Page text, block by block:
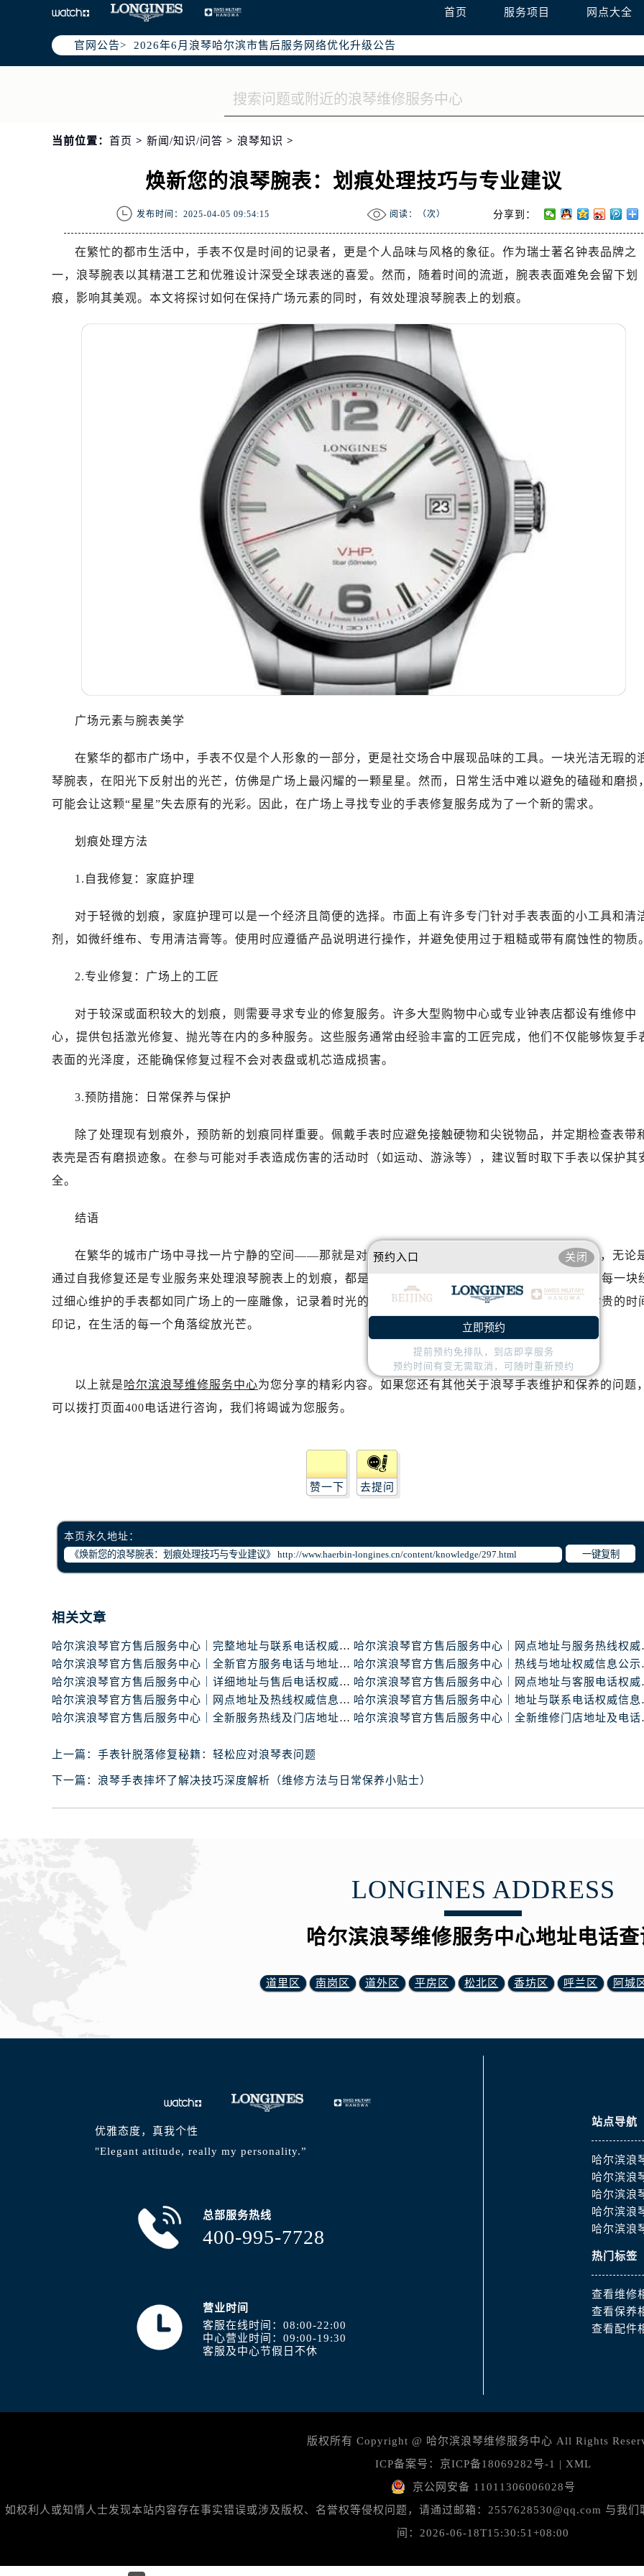
首页 服务项目 网点大全
官网公告>
2026年6月哈尔滨市浪琴官方售后客户服务热线：400-995-7728
哈尔滨市道里区友谊西路600号富力中心T2座写字楼29层03室（需提前预约）
当前位置： 首页 > 新闻/知识/问答 > 浪琴知识 >
焕新您的浪琴腕表：划痕处理技巧与专业建议
发布时间：2025-04-05 09:54:15 阅读：（次） 分享到：
在繁忙的都市生活中，手表不仅是时间的记录者，更是个人品味与风格的象征。作为瑞士著名钟表品牌之
一，浪琴腕表以其精湛工艺和优雅设计深受全球表迷的喜爱。然而，随着时间的流逝，腕表表面难免会留下划
痕，影响其美观。本文将探讨如何在保持广场元素的同时，有效处理浪琴腕表上的划痕。
广场元素与腕表美学
在繁华的都市广场中，手表不仅是个人形象的一部分，更是社交场合中展现品味的工具。一块光洁无瑕的
琴腕表，在阳光下反射出的光芒，仿佛是广场上最闪耀的一颗星星。然而，日常生活中难以避免的磕碰和磨损
可能会让这颗“星星”失去原有的光彩。因此，在广场上寻找专业的手表修复服务成为了一个新的需求。
划痕处理方法
1.自我修复：家庭护理
对于轻微的划痕，家庭护理可以是一个经济且简便的选择。市面上有许多专门针对手表表面的小工具和清
剂，如微纤维布、专用清洁膏等。使用时应遵循产品说明进行操作，并避免使用过于粗糙或带有腐蚀性的物质
2.专业修复：广场上的工匠
对于较深或面积较大的划痕，则需要寻求专业的修复服务。许多大型购物中心或专业钟表店都设有维修中
心，提供包括激光修复、抛光等在内的多种服务。这些服务通常由经验丰富的工匠完成，他们不仅能够恢复手
表面的光泽度，还能确保修复过程不会对表盘或机芯造成损害。
3.预防措施：日常保养与保护
除了处理现有划痕外，预防新的划痕同样重要。佩戴手表时应避免接触硬物和尖锐物品，并定期检查表带
表壳是否有磨损迹象。在参与可能对手表造成伤害的活动时（如运动、游泳等），建议暂时取下手表以保护其
全。
结语
在繁华的城市广场中寻找一片宁静的空间——那就是对美好生活的追求与呵护。对于爱表之人而言，无论
通过自我修复还是专业服务来处理浪琴腕表上的划痕，都是为了保持这份精致与优雅不被时间所侵蚀。每一块
过细心维护的手表都如同广场上的一座雕像，记录着时光的故事与个人的记忆。让我们一起守护这份珍贵的时
印记，在生活的每一个角落绽放光芒。
以上就是哈尔滨浪琴维修服务中心为您分享的精彩内容。如果您还有其他关于浪琴手表维护和保养的问题
可以拨打页面400电话进行咨询，我们将竭诚为您服务。
赞一下 去提问
本页永久地址：
一键复制
相关文章
哈尔滨浪琴官方售后服务中心｜完整地址与联系电话权威信息公示（2026年6月最新）
哈尔滨浪琴
哈尔滨浪琴官方售后服务中心｜全新官方服务电话与地址权威信息公示（2026年6月最新）
哈尔滨浪
哈尔滨浪琴官方售后服务中心｜详细地址与售后电话权威信息公示（2026年6月最新）
哈尔滨浪琴
哈尔滨浪琴官方售后服务中心｜网点地址及热线权威信息公示（2026年6月最新）
哈尔滨浪琴
哈尔滨浪琴官方售后服务中心｜全新服务热线及门店地址权威信息公示（2026年6月最新）
哈尔滨浪琴
上一篇： 手表针脱落修复秘籍：轻松应对浪琴表问题
下一篇： 浪琴手表摔坏了解决技巧深度解析（维修方法与日常保养小贴士）
LONGINES ADDRESS
哈尔滨浪琴维修服务中心地址电话查
道里区 南岗区 道外区 平房区 松北区 香坊区 呼兰区 阿城
优雅态度，真我个性
"Elegant attitude, really my personality.”
总部服务热线
400-995-7728
营业时间
客服在线时间：08:00-22:00
中心营业时间：09:00-19:30
客服及中心节假日不休
站点导航
哈尔滨浪
哈尔滨浪
哈尔滨浪
哈尔滨浪
哈尔滨浪
热门标签
查看维修
查看保养
查看配件
版权所有 Copyright @ 哈尔滨浪琴维修服务中心 All Rights
ICP备案号： 京ICP备18069282号-1 | XML
京公网安备 11011306006028号
如权利人或知情人士发现本站内容存在事实错误或涉及版权、名誉权等侵权问题，请通过邮箱：2557628530@qq.com 与我
间：2026-06-18T15:30:51+08:00
预约入口 关闭
立即预约
提前预约免排队，到店即享服务
预约时间有变无需取消，可随时重新预约